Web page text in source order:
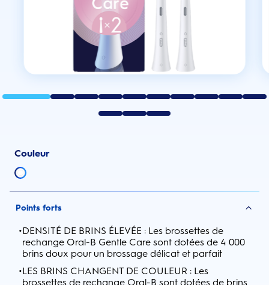
Couleur
Points forts
•DENSITÉ DE BRINS ÉLEVÉE : Les brossettes de
rechange Oral-B Gentle Care sont dotées de 4 000
brins doux pour un brossage délicat et parfait
•LES BRINS CHANGENT DE COULEUR : Les
brossettes de rechange Oral-B sont dotées de brins